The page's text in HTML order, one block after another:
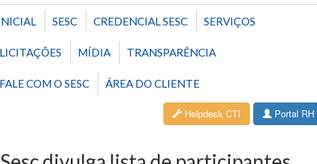
SESC CREDENCIAL SESC SERVIÇOS
LICITAÇÕES MÍDIA TRANSPARÊNCIA
FALE COM O SESC ÁREA DO CLIENTE
Portal RH
Helpdesk CTI